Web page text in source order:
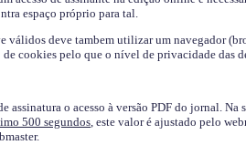
espaço próprio para tal.
válidos deve tambem utilizar um navegador
de cookies pelo que o nível de privacidade das
assinatura o acesso à versão PDF do jornal. Na
500 segundos, este valor é ajustado pelo